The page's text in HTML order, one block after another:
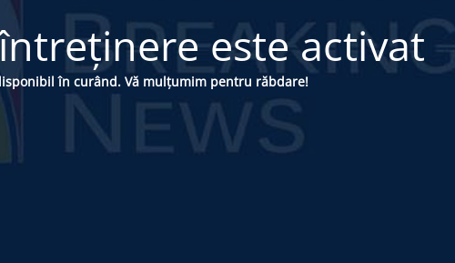
este activat
în curând. Vă mulțumim pentru răbdare!